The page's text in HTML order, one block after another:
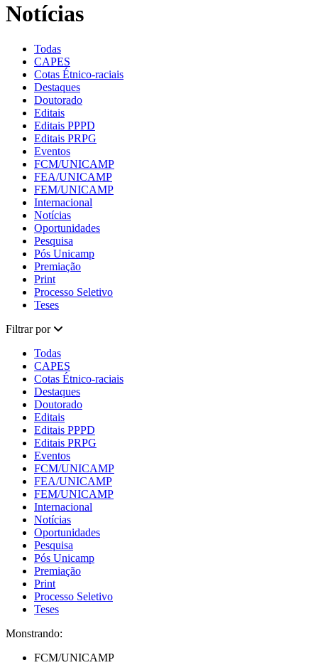
Notícias
Todas
CAPES
Cotas Étnico-raciais
Destaques
Doutorado
Editais
Editais PPPD
Editais PRPG
Eventos
FCM/UNICAMP
FEA/UNICAMP
FEM/UNICAMP
Internacional
Notícias
Oportunidades
Pesquisa
Pós Unicamp
Premiação
Print
Processo Seletivo
Teses
Filtrar por
Todas
CAPES
Cotas Étnico-raciais
Destaques
Doutorado
Editais
Editais PPPD
Editais PRPG
Eventos
FCM/UNICAMP
FEA/UNICAMP
FEM/UNICAMP
Internacional
Notícias
Oportunidades
Pesquisa
Pós Unicamp
Premiação
Print
Processo Seletivo
Teses
Monstrando:
FCM/UNICAMP